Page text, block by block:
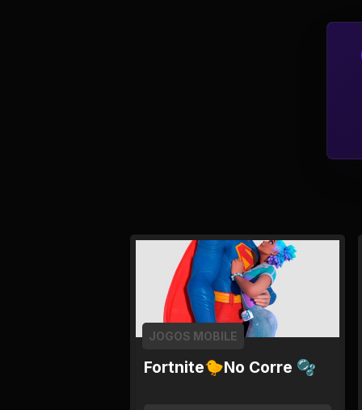
Fortnite🐤No Corre 🫧
JOGOS MOBILE